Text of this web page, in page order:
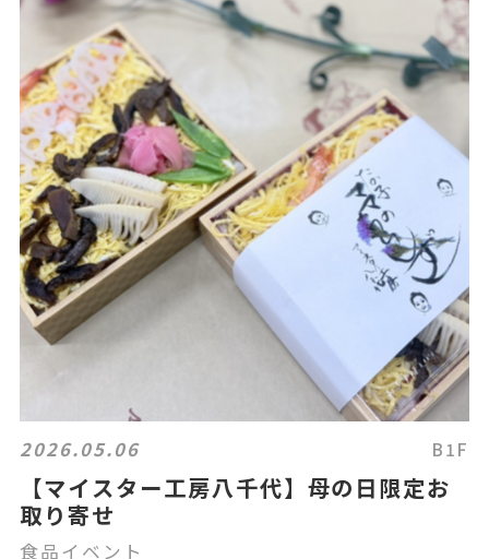
2026.05.06 B1F
【マイスター工房八千代】母の日限定お
取り寄せ
食品イベント